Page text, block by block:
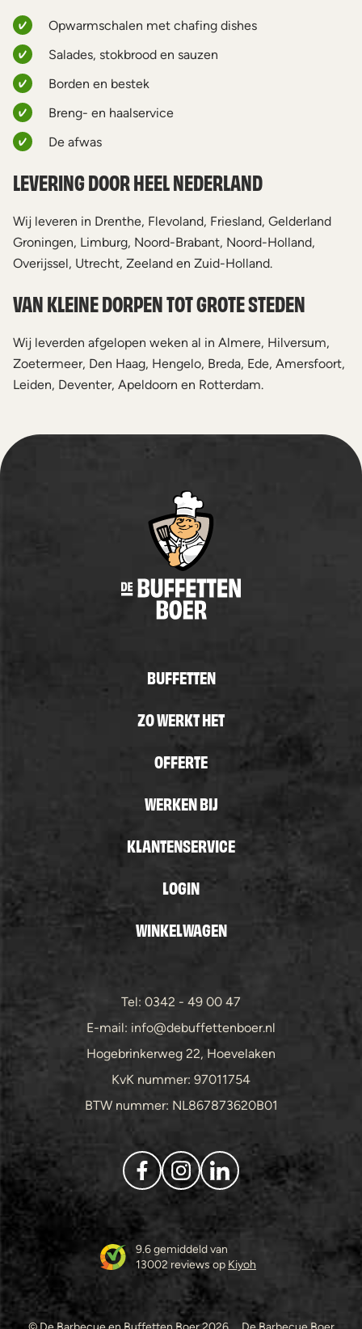
Opwarmschalen met chafing dishes
Salades, stokbrood en sauzen
Borden en bestek
Breng- en haalservice
De afwas
LEVERING DOOR HEEL NEDERLAND
Wij leveren in Drenthe, Flevoland, Friesland, Gelderland
Groningen, Limburg, Noord-Brabant, Noord-Holland,
Overijssel, Utrecht, Zeeland en Zuid-Holland.
VAN KLEINE DORPEN TOT GROTE STEDEN
Wij leverden afgelopen weken al in Almere, Hilversum,
Zoetermeer, Den Haag, Hengelo, Breda, Ede, Amersfoort,
Leiden, Deventer, Apeldoorn en Rotterdam.
BUFFETTEN
ZO WERKT HET
OFFERTE
WERKEN BIJ
KLANTENSERVICE
LOGIN
WINKELWAGEN
Tel: 0342 - 49 00 47
E-mail: info@debuffettenboer.nl
Hogebrinkerweg 22, Hoevelaken
KvK nummer: 97011754
BTW nummer: NL867873620B01
9.6 gemiddeld van
13002 reviews op Kiyoh